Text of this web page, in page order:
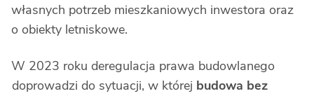
własnych potrzeb mieszkaniowych inwestora oraz
o obiekty letniskowe.
W 2023 roku deregulacja prawa budowlanego
doprowadzi do sytuacji, w której budowa bez